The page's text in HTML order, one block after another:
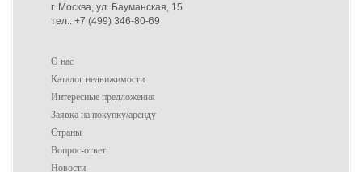
г. Москва, ул. Бауманская, 15
тел.: +7 (499) 346-80-69
О нас
Каталог недвижимости
Интересные предложения
Заявка на покупку/аренду
Страны
Вопрос-ответ
Новости